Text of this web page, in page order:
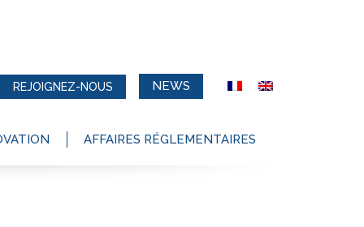
REJOIGNEZ-NOUS NEWS
AFFAIRES RÉGLEMENTAIRES